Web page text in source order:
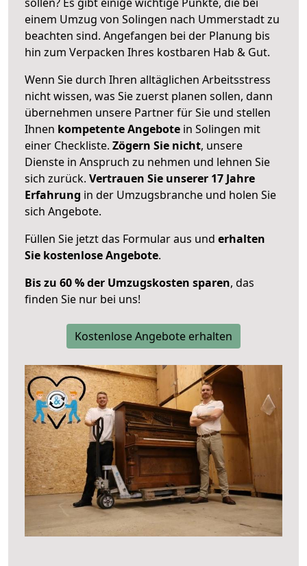
einem Umzug von Solingen nach Ummerstadt zu
beachten sind. Angefangen bei der Planung bis
hin zum Verpacken Ihres kostbaren Hab & Gut.
Wenn Sie durch Ihren alltäglichen Arbeitsstress
nicht wissen, was Sie zuerst planen sollen, dann
übernehmen unsere Partner für Sie und stellen
Ihnen kompetente Angebote in Solingen mit
einer Checkliste. Zögern Sie nicht, unsere
Dienste in Anspruch zu nehmen und lehnen Sie
sich zurück. Vertrauen Sie unserer 17 Jahre
Erfahrung in der Umzugsbranche und holen Sie
sich Angebote.
Füllen Sie jetzt das Formular aus und erhalten
Sie kostenlose Angebote.
Bis zu 60 % der Umzugskosten sparen, das
finden Sie nur bei uns!
Kostenlose Angebote erhalten